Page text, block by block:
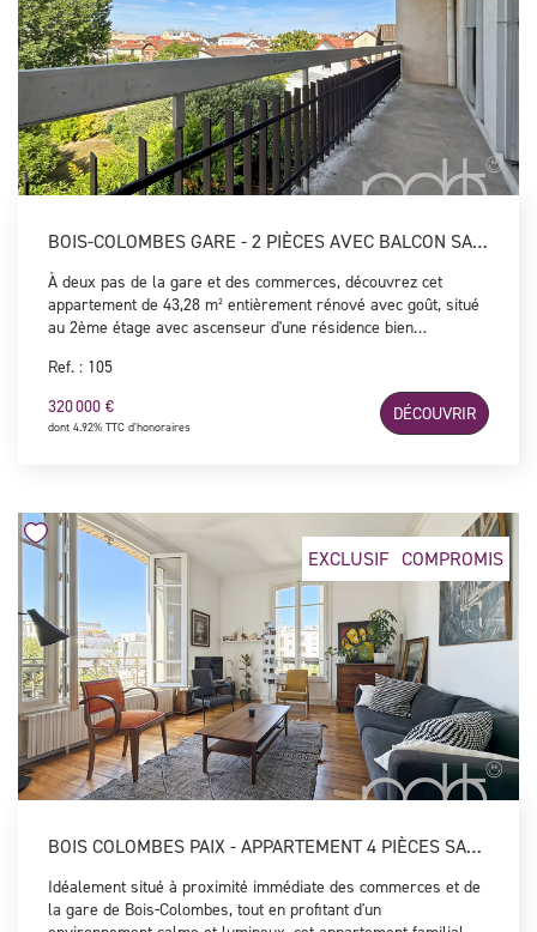
BOIS-COLOMBES GARE - 2 PIÈCES AVEC BALCON SANS VIS À VIS
À deux pas de la gare et des commerces, découvrez cet
appartement de 43,28 m² entièrement rénové avec goût, situé
au 2ème étage avec ascenseur d'une résidence bien
vaste séjour lumineux avec cuisine ouverte donnant accès à
un agréable balcon sans vis-à-vis, d'une chambre confortable,
d'une salle d'eau moderne ainsi que de WC indépendants.
Lumineux et parfaitement agencé, ce bien bénéficie d'un
Ref. : 105
320 000 €
dont 4.92% TTC d'honoraires
DÉCOUVRIR
EXCLUSIF COMPROMIS
BOIS COLOMBES PAIX - APPARTEMENT 4 PIÈCES SANS VIS À VIS
Idéalement situé à proximité immédiate des commerces et de
la gare de Bois-Colombes, tout en profitant d'un